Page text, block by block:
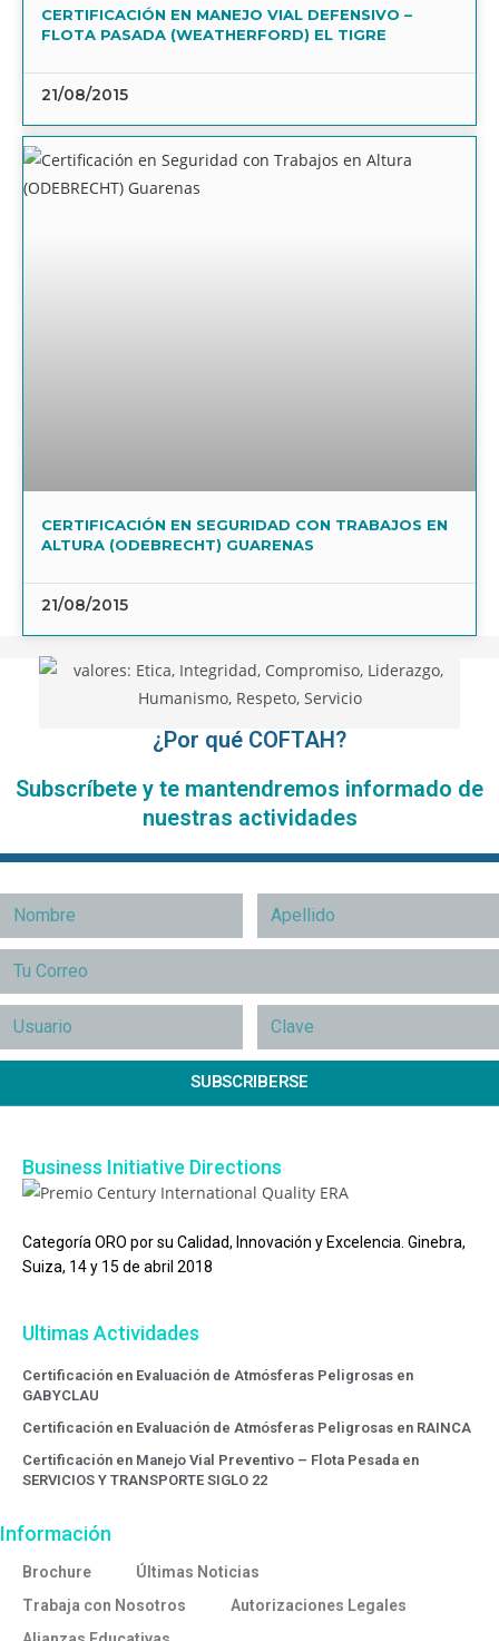
CERTIFICACIÓN EN MANEJO VIAL DEFENSIVO –
FLOTA PASADA (WEATHERFORD) EL TIGRE
21/08/2015
CERTIFICACIÓN EN SEGURIDAD CON TRABAJOS EN
ALTURA (ODEBRECHT) GUARENAS
21/08/2015
¿Por qué COFTAH?
Subscríbete y te mantendremos informado de
nuestras actividades
SUBSCRIBERSE
Business Initiative Directions
Categoría ORO por su Calidad, Innovación y Excelencia. Ginebra,
Suiza, 14 y 15 de abril 2018
Ultimas Actividades
Certificación en Evaluación de Atmósferas Peligrosas en
GABYCLAU
Certificación en Evaluación de Atmósferas Peligrosas en RAINCA
Certificación en Manejo Vial Preventivo – Flota Pesada en
SERVICIOS Y TRANSPORTE SIGLO 22
Información
Brochure
Últimas Noticias
Trabaja con Nosotros
Autorizaciones Legales